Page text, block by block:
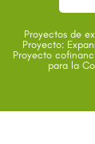
Proyectos de
Proyecto:
Proyecto
para la